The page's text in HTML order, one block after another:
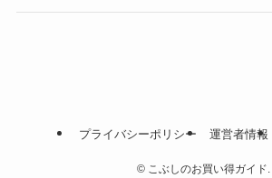
プライバシーポリシー 運営者情報
©こぶしのお買い得ガイド.